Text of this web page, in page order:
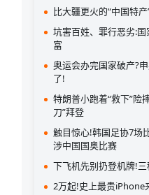
比大疆更火的“中国特
坑害百姓、罪行恶劣:
富
奥运会办完国家破产?
了!
特朗普小跑着“救下”险
刀”拜登
触目惊心!韩国足协7场
涉中国国奥比赛
下飞机先别扔登机牌!
2万起!史上最贵iPhone